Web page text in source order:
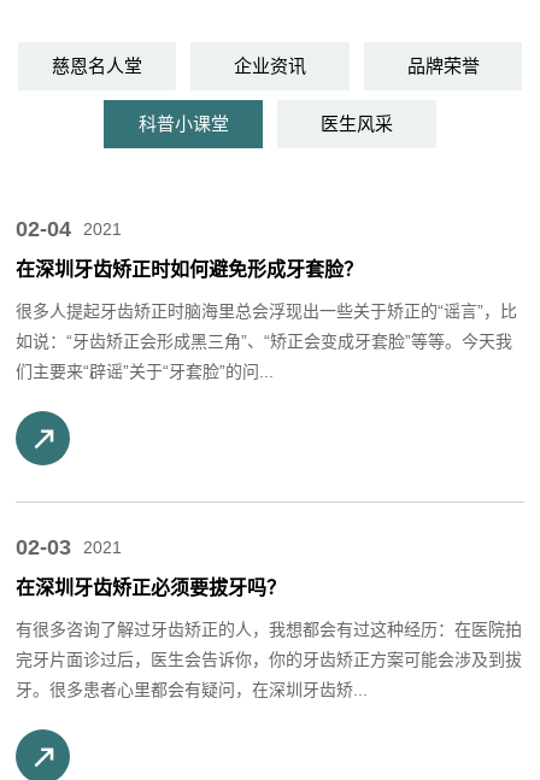
慈恩名人堂 企业资讯 品牌荣誉
科普小课堂 医生风采
02-04 2021
在深圳牙齿矫正时如何避免形成牙套脸？
很多人提起牙齿矫正时脑海里总会浮现出一些关于矫正的“谣言”，比
如说：“牙齿矫正会形成黑三角”、“矫正会变成牙套脸”等等。今天我
们主要来“辟谣”关于“牙套脸”的问...
02-03 2021
在深圳牙齿矫正必须要拔牙吗？
有很多咨询了解过牙齿矫正的人，我想都会有过这种经历：在医院拍
完牙片面诊过后，医生会告诉你，你的牙齿矫正方案可能会涉及到拔
牙。很多患者心里都会有疑问，在深圳牙齿矫...